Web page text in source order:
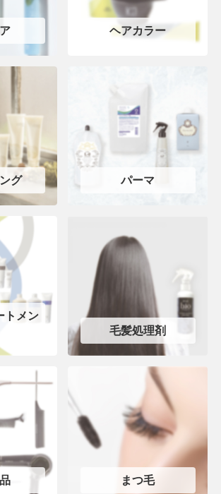
ヘアカラー
グ パーマ
トメン
毛髪処理剤
まつ毛